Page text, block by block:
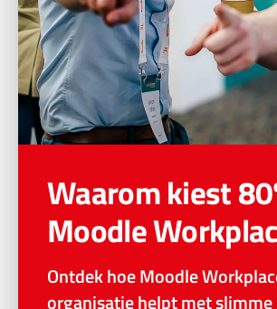
Waarom kiest
Moodle
Ontdek hoe Moodle
organisatie helpt met slimme